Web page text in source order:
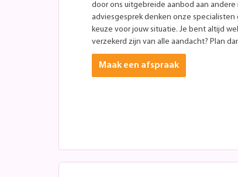
door ons uitgebreide aanbod aan
adviesgesprek denken onze
keuze voor jouw situatie. Je bent altijd
verzekerd zijn van alle aandacht? Plan
Maak een afspraak